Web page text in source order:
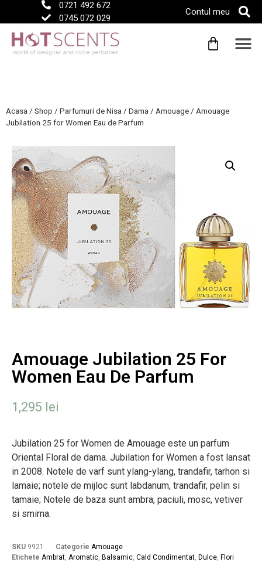
0721 492 672
0745 072 029
Contul meu
Acasa / Shop / Parfumuri de Nisa / Dama / Amouage / Amouage
Jubilation 25 for Women Eau de Parfum
Amouage Jubilation 25 For
Women Eau De Parfum
1,295 lei
Jubilation 25 for Women de Amouage este un parfum
Oriental Floral de dama. Jubilation for Women a fost lansat
in 2008. Notele de varf sunt ylang-ylang, trandafir, tarhon si
lamaie; notele de mijloc sunt labdanum, trandafir, pelin si
tamaie; Notele de baza sunt ambra, paciuli, mosc, vetiver
si smirna.
SKU 9921 Categorie Amouage
Etichete Ambrat Aromatic Balsamic Cald Condimentat Dulce Flori